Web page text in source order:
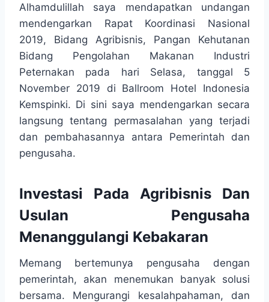
Alhamdulillah saya mendapatkan undangan
mendengarkan Rapat Koordinasi Nasional
2019, Bidang Agribisnis, Pangan Kehutanan
Bidang Pengolahan Makanan Industri
Peternakan pada hari Selasa, tanggal 5
November 2019 di Ballroom Hotel Indonesia
Kemspinki. Di sini saya mendengarkan secara
langsung tentang permasalahan yang terjadi
dan pembahasannya antara Pemerintah dan
pengusaha.
Investasi Pada Agribisnis Dan
Usulan Pengusaha
Menanggulangi Kebakaran
Memang bertemunya pengusaha dengan
pemerintah, akan menemukan banyak solusi
bersama. Mengurangi kesalahpahaman, dan